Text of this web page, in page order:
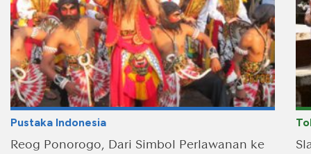
Pustaka Indonesia
Reog Ponorogo, Dari Simbol Perlawanan ke